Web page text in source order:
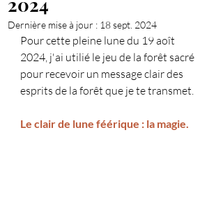
Dernière mise à jour : 18 sept. 2024
Pour cette pleine lune du 19 aoît
2024, j'ai utilié le jeu de la forêt sacré
pour recevoir un message clair des
esprits de la forêt que je te transmet.
Le clair de lune féérique : la magie.